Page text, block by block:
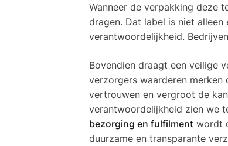
Wanneer de verpakking deze
dragen. Dat label is niet
verantwoordelijkheid.
Bovendien draagt een veilige
verzorgers waarderen
vertrouwen en vergroot de
verantwoordelijkheid zien we
bezorging en fulfilment wordt
duurzame en transparante